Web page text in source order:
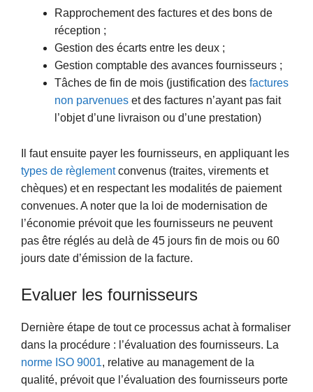
Rapprochement des factures et des bons de
réception ;
Gestion des écarts entre les deux ;
Gestion comptable des avances fournisseurs ;
Tâches de fin de mois (justification des factures
non parvenues et des factures n’ayant pas fait
l’objet d’une livraison ou d’une prestation)
Il faut ensuite payer les fournisseurs, en appliquant les
types de règlementconvenus (traites, virements et
chèques) et en respectant les modalités de paiement
convenues. A noter que la loi de modernisation de
l’économie prévoit que les fournisseurs ne peuvent
pas être réglés au delà de 45 jours fin de mois ou 60
jours date d’émission de la facture.
Evaluer les fournisseurs
Dernière étape de tout ce processus achat à formaliser
dans la procédure : l’évaluation des fournisseurs. La
norme ISO 9001, relative au management de la
qualité, prévoit que l’évaluation des fournisseurs porte